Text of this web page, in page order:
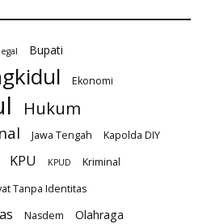
Bupati
Ekonomi
Hukum
Jawa Tengah
Kapolda DIY
KPU KPUD
Kriminal
Tanpa Identitas
Nasdem Olahraga